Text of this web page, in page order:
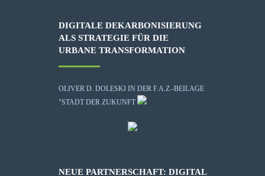
DIGITALE DEKARBONISIERUNG
ALS STRATEGIE FÜR DIE
URBANE TRANSFORMATION
OLIVER D. DOLESKI IN DER F.A.Z.-BEILAGE
"STADT DER ZUKUNFT
NEUE PARTNERSCHAFT: DIGITAL